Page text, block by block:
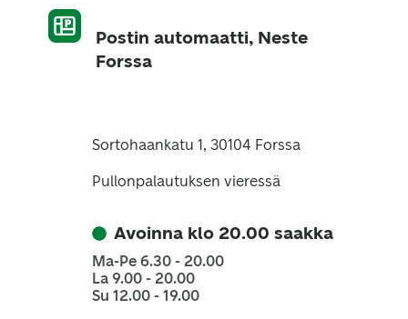
Postin automaatti, Neste
Forssa
Sortohaankatu 1, 30104 Forssa
Pullonpalautuksen vieressä
Avoinna klo 20.00 saakka
Ma-Pe 6.30 - 20.00
La 9.00 - 20.00
Su 12.00 - 19.00